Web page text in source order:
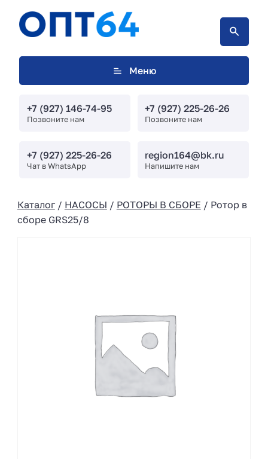
Меню
+7 (927) 146-74-95
Позвоните нам
+7 (927) 225-26-26
Позвоните нам
+7 (927) 225-26-26
Чат в WhatsApp
region164@bk.ru
Напишите нам
Каталог/ НАСОСЫ / РОТОРЫ В СБОРЕ / Ротор в
сборе GRS25/8